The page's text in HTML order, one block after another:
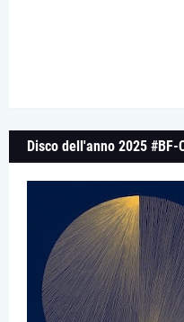
Disco dell'anno 2025 #BF-